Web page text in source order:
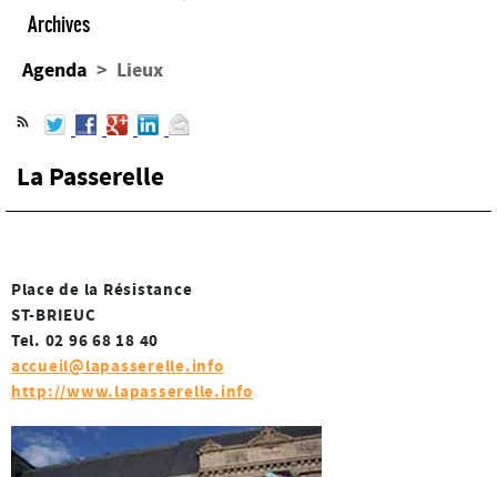
Archives
Agenda > Lieux
La Passerelle
Place de la Résistance
ST-BRIEUC
Tel. 02 96 68 18 40
accueil@lapasserelle.info
http://www.lapasserelle.info